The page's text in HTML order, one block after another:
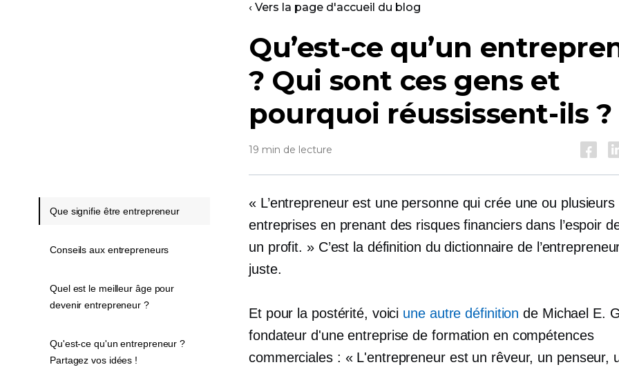
‹ Vers la page d'accueil du blog
Qu’est-ce qu’un
? Qui sont ces gens et
pourquoi réussissent-ils ?
19 min de lecture
« L’entrepreneur est une personne qui crée une ou plusieurs
entreprises en prenant des risques financiers dans l’espoir
un profit. » C’est la définition du dictionnaire de
juste.
Et pour la postérité, voici une autre définition de Michael E.
fondateur d'une entreprise de formation en compétences
commerciales : « L'entrepreneur est un rêveur, un penseur,
Que signifie être entrepreneur
Conseils aux entrepreneurs
Quel est le meilleur âge pour
devenir entrepreneur ?
Qu'est-ce qu'un entrepreneur ?
Partagez vos idées !